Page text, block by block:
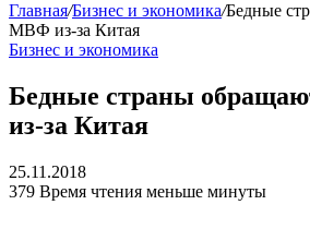
Главная/Бизнес и экономика/Бедные
МВФ из-за Китая
Бизнес и экономика
Бедные страны
из-за Китая
25.11.2018
379 Время чтения меньше минуты